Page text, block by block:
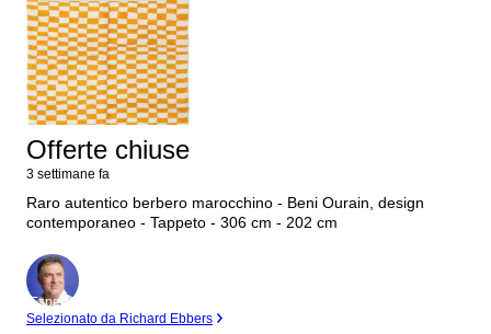
Offerte chiuse
3 settimane fa
Raro autentico berbero marocchino - Beni Ourain, design
contemporaneo - Tappeto - 306 cm - 202 cm
Esperto
Selezionato da Richard Ebbers